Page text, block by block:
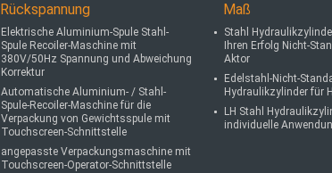
Rückspannung
Elektrische Aluminium-Spule Stahl-
Spule Recoiler-Maschine mit
380V/50Hz Spannung und Abweichung
Korrektur
Automatische Aluminium- / Stahl-
Spule-Recoiler-Maschine für die
Verpackung von Gewichtsspule mit
Touchscreen-Schnittstelle
angepasste Verpackungsmaschine mit
Touchscreen-Operator-Schnittstelle
Maß
Stahl
Ihren Erfolg Nicht-
Aktor
Edelstahl-Nicht-
Hydraulikzylinder für
LH Stahl
individuelle